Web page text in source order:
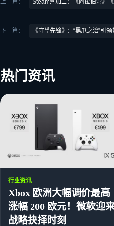
上一篇： Steam喜加二：《阿拉伯湾》
下一篇： 《守望先锋》：“黑爪之治”引
热门资讯
行业资讯
Xbox 欧洲大幅调价最高
涨幅 200 欧元！微软迎
战略抉择时刻